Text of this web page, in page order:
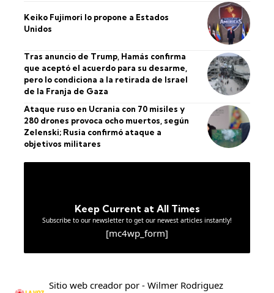
Keiko Fujimori lo propone a Estados
Unidos
Tras anuncio de Trump, Hamás confirma
que aceptó el acuerdo para su desarme,
pero lo condiciona a la retirada de Israel
de la Franja de Gaza
Ataque ruso en Ucrania con 70 misiles y
280 drones provoca ocho muertos, según
Zelenski; Rusia confirmó ataque a
objetivos militares
Keep Current at All Times
Subscribe to our newsletter to get our newest articles instantly!
[mc4wp_form]
Sitio web creador por - Wilmer Rodriguez